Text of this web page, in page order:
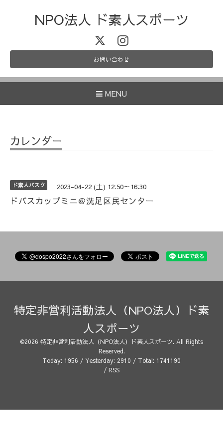
NPO法人 ド素人スポーツ
お問い合わせ
MENU
カレンダー
ド素人バスケ 2023-04-22 (土) 12:50～16:30
ドバスカップミニ＠洗足区民センター
特定非営利活動法人（NPO法人）ド素
人スポーツ
©2026 特定非営利活動法人（NPO法人）ド素人スポーツ. All Rights
Reserved.
Today: 1956 / Yesterday: 2910 / Total: 1741190
/ RSS